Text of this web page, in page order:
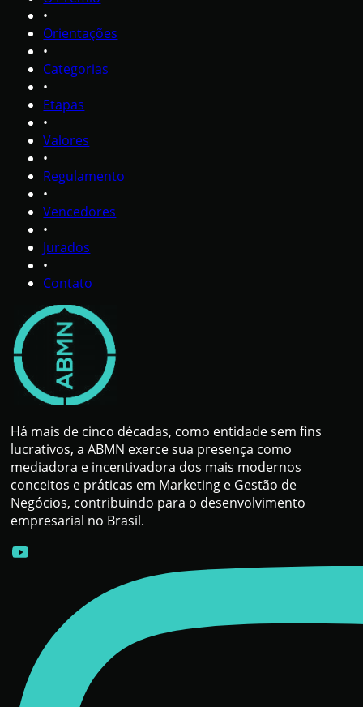
•
Orientações
•
Categorias
•
Etapas
•
Valores
•
Regulamento
•
Vencedores
•
Jurados
•
Contato
Há mais de cinco décadas, como entidade sem fins
lucrativos, a ABMN exerce sua presença como
mediadora e incentivadora dos mais modernos
conceitos e práticas em Marketing e Gestão de
Negócios, contribuindo para o desenvolvimento
empresarial no Brasil.